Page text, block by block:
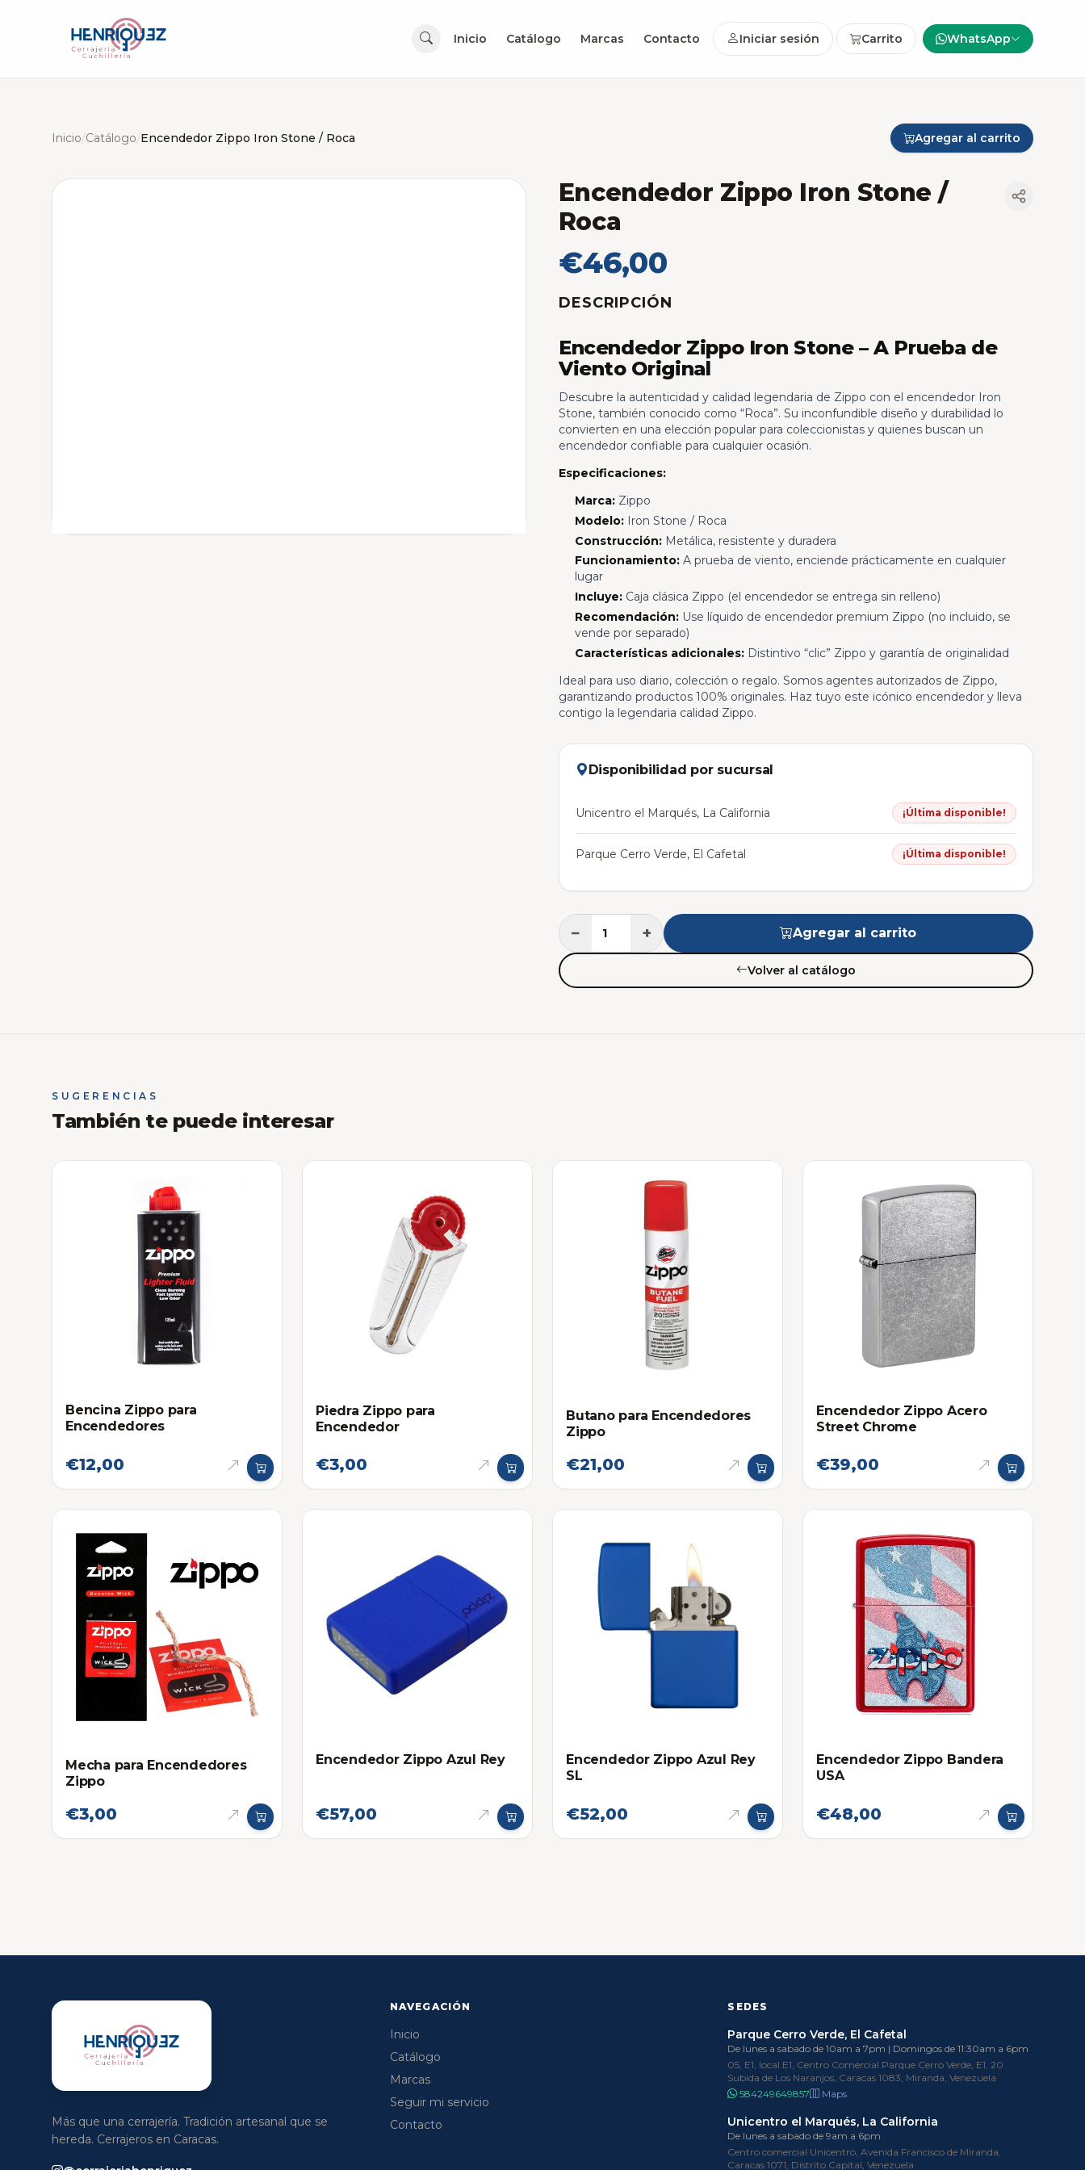
Inicio Catálogo Marcas Contacto Iniciar sesión Carrito WhatsApp
Inicio/Catálogo/Encendedor Zippo Iron Stone / Roca Agregar al carrito
Encendedor Zippo Iron Stone /
Roca
€46,00
DESCRIPCIÓN
Encendedor Zippo Iron Stone – A Prueba de
Viento Original
Descubre la autenticidad y calidad legendaria de Zippo con el encendedor Iron
Stone, también conocido como “Roca”. Su inconfundible diseño y durabilidad lo
convierten en una elección popular para coleccionistas y quienes buscan un
encendedor confiable para cualquier ocasión.
Especificaciones:
Marca:Zippo
Modelo:Iron Stone / Roca
Construcción:Metálica, resistente y duradera
Funcionamiento:A prueba de viento, enciende prácticamente en cualquier
lugar
Incluye:Caja clásica Zippo (el encendedor se entrega sin relleno)
Recomendación:Use líquido de encendedor premium Zippo (no incluido, se
vende por separado)
Características adicionales:Distintivo “clic” Zippo y garantía de originalidad
Ideal para uso diario, colección o regalo. Somos agentes autorizados de Zippo,
garantizando productos 100% originales. Haz tuyo este icónico encendedor y lleva
contigo la legendaria calidad Zippo.
Disponibilidad por sucursal
Unicentro el Marqués, La California ¡Última disponible!
Parque Cerro Verde, El Cafetal ¡Última disponible!
− + Agregar al carrito
Volver al catálogo
SUGERENCIAS
También te puede interesar
Bencina Zippo para
Encendedores
€12,00
Piedra Zippo para
Encendedor
€3,00
Butano para Encendedores
Zippo
€21,00
Encendedor Zippo Acero
Street Chrome
€39,00
Mecha para Encendedores
Zippo
€3,00
Encendedor Zippo Azul Rey
€57,00
Encendedor Zippo Azul Rey
SL
€52,00
Encendedor Zippo Bandera
USA
€48,00
Más que una cerrajería. Tradición artesanal que se
hereda. Cerrajeros en Caracas.
NAVEGACIÓN
Inicio
Catálogo
Marcas
Seguir mi servicio
Contacto
SEDES
Parque Cerro Verde, El Cafetal
De lunes a sabado de 10am a 7pm | Domingos de 11:30am a 6pm
05, E1, local E1, Centro Comercial Parque Cerro Verde, E1, 20
Subida de Los Naranjos, Caracas 1083, Miranda, Venezuela
584249649857
Maps
Unicentro el Marqués, La California
De lunes a sabado de 9am a 6pm
Centro comercial Unicentro, Avenida Francisco de Miranda,
Caracas 1071, Distrito Capital, Venezuela